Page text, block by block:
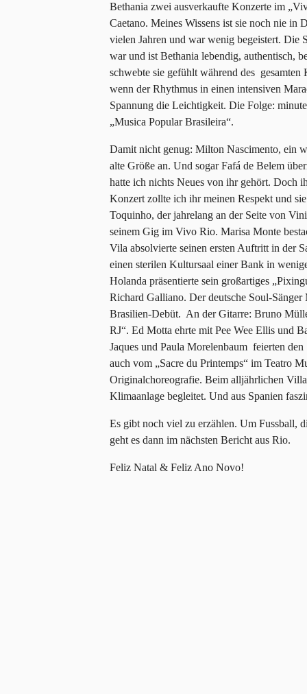
Bethania zwei ausverkaufte Konzerte im
Caetano. Meines Wissens ist sie noch nie in
vielen Jahren und war wenig begeistert. Die
war und ist Bethania lebendig, authentisch,
schwebte sie gefühlt während des
wenn der Rhythmus in einen intensiven
Spannung die Leichtigkeit. Die Folge:
„Musica Popular Brasileira“.
Damit nicht genug: Milton Nascimento, ein
alte Größe an. Und sogar Fafá de Belem
hatte ich nichts Neues von ihr gehört. Doch
Konzert zollte ich ihr meinen Respekt und
Toquinho, der jahrelang an der Seite von
seinem Gig im Vivo Rio. Marisa Monte
Vila absolvierte seinen ersten Auftritt in der
einen sterilen Kultursaal einer Bank in
Holanda präsentierte sein großartiges
Richard Galliano. Der deutsche Soul-
Brasilien-Debüt. An der Gitarre: Bruno
RJ“. Ed Motta ehrte mit Pee Wee Ellis und
Jaques und Paula Morelenbaum feierten
auch vom „Sacre du Printemps“ im Teatro
Originalchoreografie. Beim alljährlichen
Klimaanlage begleitet. Und aus Spanien
Es gibt noch viel zu erzählen. Um Fussball,
geht es dann im nächsten Bericht aus Rio.
Feliz Natal & Feliz Ano Novo!